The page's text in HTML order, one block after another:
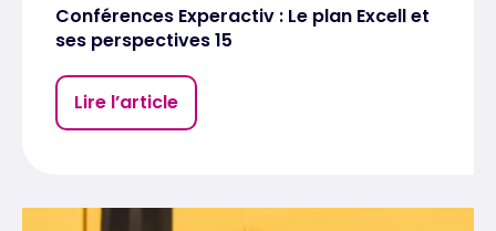
Conférences Experactiv : Le plan Excell et
ses perspectives 15
Lire l’article